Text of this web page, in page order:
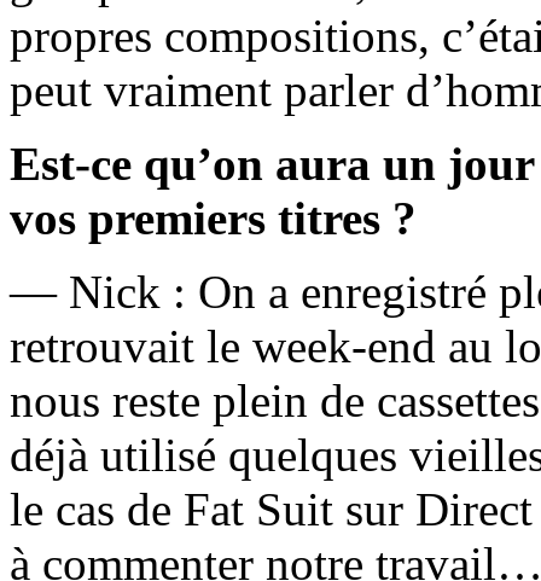
propres compositions,
peut vraiment parler
Est-ce qu’on aura un
vos premiers titres ?
— Nick : On a enregistré
retrouvait le week-end au
nous reste plein de
déjà utilisé quelques
le cas de Fat Suit sur
à commenter notre